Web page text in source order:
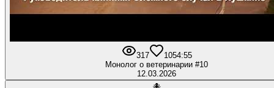
317 1054:55
Монолог о ветеринарии #10
12.03.2026